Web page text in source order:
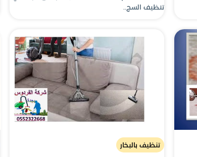
تنظيف السج..
تنظيف بالبخار